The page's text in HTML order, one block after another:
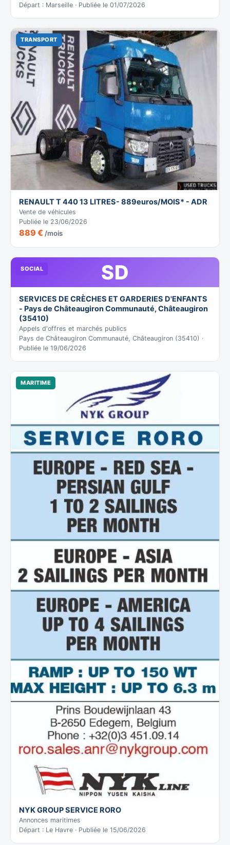
Départ : Marseille · Publiée le 01/07/2026
TRANSPORT
RENAULT T 440 13 LITRES- 889euros/MOIS* - ADR
Vente de véhicules
Publiée le 23/06/2026
889 € /mois
SD
SOCIAL
SERVICES DE CRÈCHES ET GARDERIES D'ENFANTS
- Pays de Châteaugiron Communauté, Châteaugiron
(35410)
Appels d'offres et marchés publics
Pays de Châteaugiron Communauté, Châteaugiron (35410) ·
Publiée le 19/06/2026
MARITIME
NYK GROUP SERVICE RORO
Annonces maritimes
Départ : Le Havre · Publiée le 15/06/2026